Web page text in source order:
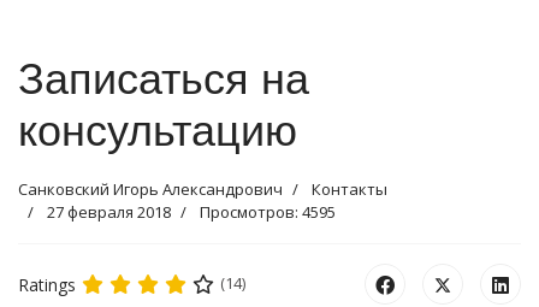
Записаться на
консультацию
Санковский Игорь Александрович
Контакты
27 февраля 2018
Просмотров: 4595
Ratings (14)